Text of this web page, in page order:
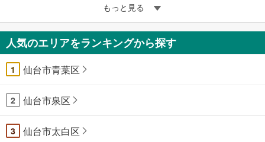
もっと見る
人気のエリアをランキングから探す
1 仙台市青葉区
2 仙台市泉区
3 仙台市太白区